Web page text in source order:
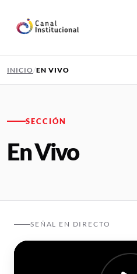
INICIO EN VIVO
SECCIÓN
En Vivo
SEÑAL EN DIRECTO